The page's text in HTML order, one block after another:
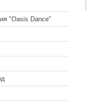
"Oasis Dance"